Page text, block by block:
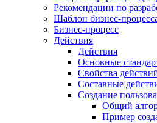
Рекомендации по
Шаблон бизнес-
Бизнес-процесс
Действия
Действия
Основные
Свойства
Составные
Создание
Общий
Пример